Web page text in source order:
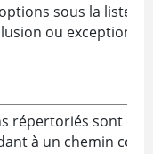
sous la liste
ou exception à
répertoriés sont
à un chemin